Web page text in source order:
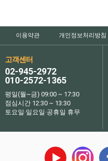
이용약관 개인정보처리방침
고객센터
02-945-2972
010-2572-1365
평일(월~금) 09:00 ~ 17:30
점심시간 12:30 ~ 13:30
토요일·일요일·공휴일 휴무